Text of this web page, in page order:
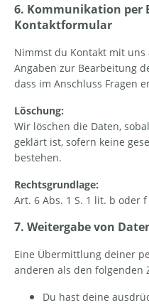
6. Kommunikation per
Kontaktformular
Nimmst du Kontakt mit
Angaben zur Bearbeitung
dass im Anschluss Fragen
Löschung:
Wir löschen die Daten,
geklärt ist, sofern keine
bestehen.
Rechtsgrundlage:
Art. 6 Abs. 1 S. 1 lit. b oder f
7. Weitergabe von
Eine Übermittlung deiner
anderen als den folgenden
Du hast deine